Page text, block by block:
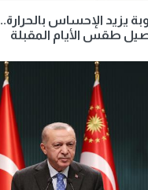
يزيد الإحساس
طقس الأيام المقبلة